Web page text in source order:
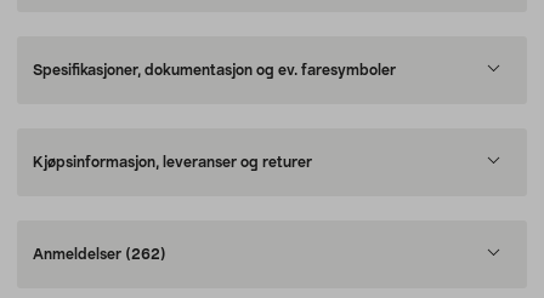
Spesifikasjoner, dokumentasjon og ev. faresymboler
Kjøpsinformasjon, leveranser og returer
Anmeldelser (262)